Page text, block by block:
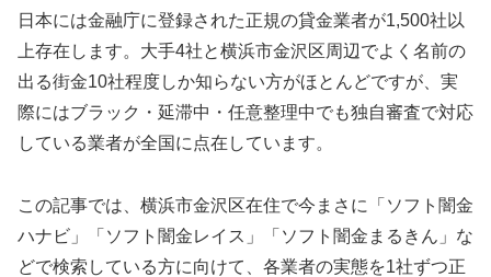
日本には金融庁に登録された正規の貸金業者が1,500社以
上存在します。大手4社と横浜市金沢区周辺でよく名前の
出る街金10社程度しか知らない方がほとんどですが、実
際にはブラック・延滞中・任意整理中でも独自審査で対応
している業者が全国に点在しています。
この記事では、横浜市金沢区在住で今まさに「ソフト闇金
ハナビ」「ソフト闇金レイス」「ソフト闇金まるきん」な
どで検索している方に向けて、各業者の実態を1社ずつ正